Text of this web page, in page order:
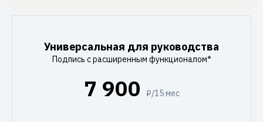
Универсальная для руководства
Подпись с расширенным функционалом*
7 900 ₽/15 мес